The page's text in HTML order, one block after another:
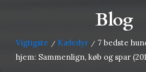
Blog
Vigtigste / Kæledyr / 7 bedste
hjem: Sammenlign, køb og spar